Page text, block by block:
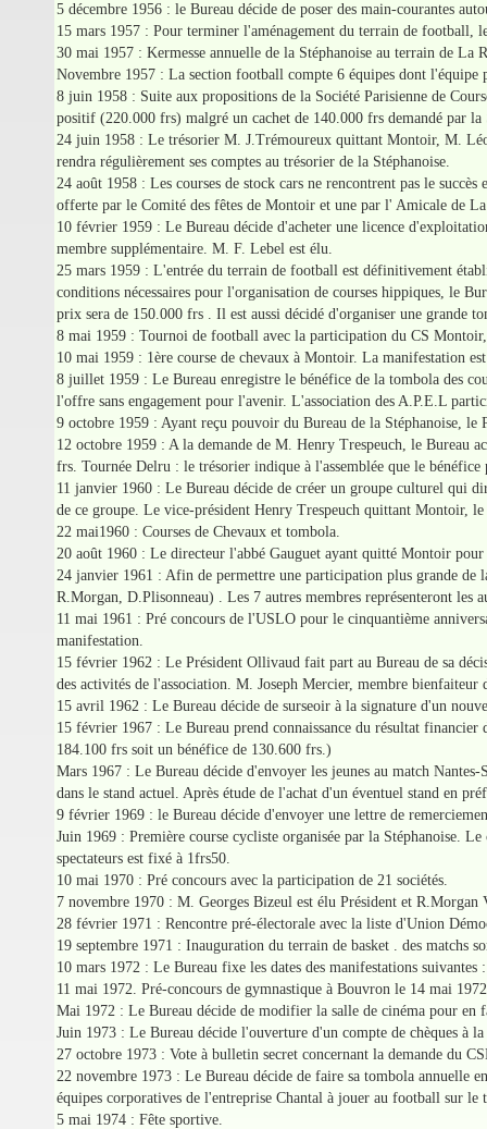
5 décembre 1956 : le Bureau décide de poser des main-courantes
15 mars 1957 : Pour terminer l'aménagement du terrain de football,
30 mai 1957 : Kermesse annuelle de la Stéphanoise au terrain de La
Novembre 1957 : La section football compte 6 équipes dont
8 juin 1958 : Suite aux propositions de la Société Parisienne de
positif (220.000 frs) malgré un cachet de 140.000 frs demandé par la
24 juin 1958 : Le trésorier M. J.Trémoureux quittant Montoir, M.
rendra régulièrement ses comptes au trésorier de la Stéphanoise.
24 août 1958 : Les courses de stock cars ne rencontrent pas le
offerte par le Comité des fêtes de Montoir et une par l' Amicale de
10 février 1959 : Le Bureau décide d'acheter une licence
membre supplémentaire. M. F. Lebel est élu.
25 mars 1959 : L'entrée du terrain de football est définitivement
conditions nécessaires pour l'organisation de courses hippiques, le
prix sera de 150.000 frs . Il est aussi décidé d'organiser une grande
8 mai 1959 : Tournoi de football avec la participation du CS
10 mai 1959 : 1ère course de chevaux à Montoir. La manifestation
8 juillet 1959 : Le Bureau enregistre le bénéfice de la tombola des
l'offre sans engagement pour l'avenir. L'association des A.P.E.L
9 octobre 1959 : Ayant reçu pouvoir du Bureau de la Stéphanoise,
12 octobre 1959 : A la demande de M. Henry Trespeuch, le Bureau
frs. Tournée Delru : le trésorier indique à l'assemblée que le
11 janvier 1960 : Le Bureau décide de créer un groupe culturel qui
de ce groupe. Le vice-président Henry Trespeuch quittant Montoir,
22 mai1960 : Courses de Chevaux et tombola.
20 août 1960 : Le directeur l'abbé Gauguet ayant quitté Montoir
24 janvier 1961 : Afin de permettre une participation plus grande de
R.Morgan, D.Plisonneau) . Les 7 autres membres représenteront les
11 mai 1961 : Pré concours de l'USLO pour le cinquantième
manifestation.
15 février 1962 : Le Président Ollivaud fait part au Bureau de sa
des activités de l'association. M. Joseph Mercier, membre bienfaiteur
15 avril 1962 : Le Bureau décide de surseoir à la signature d'un
15 février 1967 : Le Bureau prend connaissance du résultat
184.100 frs soit un bénéfice de 130.600 frs.)
Mars 1967 : Le Bureau décide d'envoyer les jeunes au match
dans le stand actuel. Après étude de l'achat d'un éventuel stand en
9 février 1969 : le Bureau décide d'envoyer une lettre de
Juin 1969 : Première course cycliste organisée par la Stéphanoise.
spectateurs est fixé à 1frs50.
10 mai 1970 : Pré concours avec la participation de 21 sociétés.
7 novembre 1970 : M. Georges Bizeul est élu Président et R.Morgan
28 février 1971 : Rencontre pré-électorale avec la liste d'Union
19 septembre 1971 : Inauguration du terrain de basket . des matchs
10 mars 1972 : Le Bureau fixe les dates des manifestations
11 mai 1972. Pré-concours de gymnastique à Bouvron le 14 mai
Mai 1972 : Le Bureau décide de modifier la salle de cinéma pour
Juin 1973 : Le Bureau décide l'ouverture d'un compte de chèques à
27 octobre 1973 : Vote à bulletin secret concernant la demande du
22 novembre 1973 : Le Bureau décide de faire sa tombola annuelle
équipes corporatives de l'entreprise Chantal à jouer au football sur
5 mai 1974 : Fête sportive.